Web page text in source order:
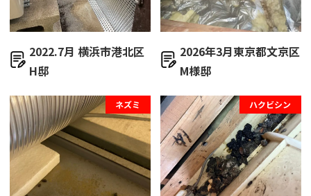
2022.7月 横浜市港北区
H邸
2026年3月東京都文京区
M様邸
ネズミ ハクビシン